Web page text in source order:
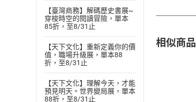
【臺灣商務】解碼歷史書展~
穿梭時空的閱讀冒險，單本
85折，至8/31止
【天下文化】重新定義你的價
值，職場升級展，單本88
折，至8/31止
【天下文化】理解今天，才能
預見明天。世界變局展，單本
88折，至8/31止
相似商品